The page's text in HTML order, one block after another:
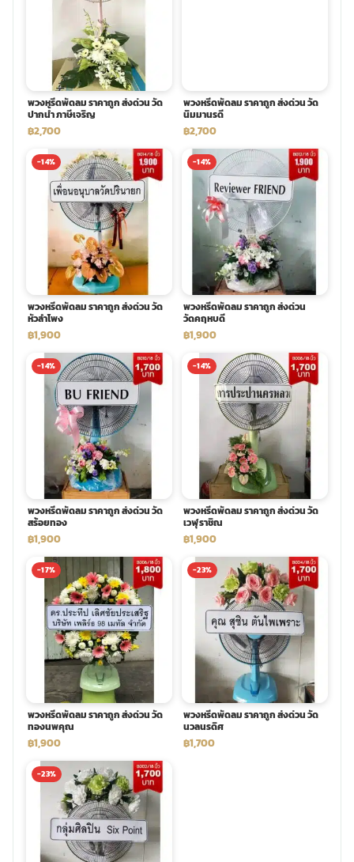
พวงหรีดพัดลม ราคาถูก ส่งด่วน วัด
ปากน้ำ ภาษีเจริญ
฿2,700
พวงหรีดพัดลม ราคาถูก ส่งด่วน วัด
นิมมานรดี
฿2,700
-14%
พวงหรีดพัดลม ราคาถูก ส่งด่วน วัด
หัวลำโพง
฿1,900
-14%
พวงหรีดพัดลม ราคาถูก ส่งด่วน
วัดคฤหบดี
฿1,900
-14%
พวงหรีดพัดลม ราคาถูก ส่งด่วน วัด
สร้อยทอง
฿1,900
-14%
พวงหรีดพัดลม ราคาถูก ส่งด่วน วัด
เวฬุราชิณ
฿1,900
-17%
พวงหรีดพัดลม ราคาถูก ส่งด่วน วัด
ทองนพคุณ
฿1,900
-23%
พวงหรีดพัดลม ราคาถูก ส่งด่วน วัด
นวลนรดิศ
฿1,700
-23%